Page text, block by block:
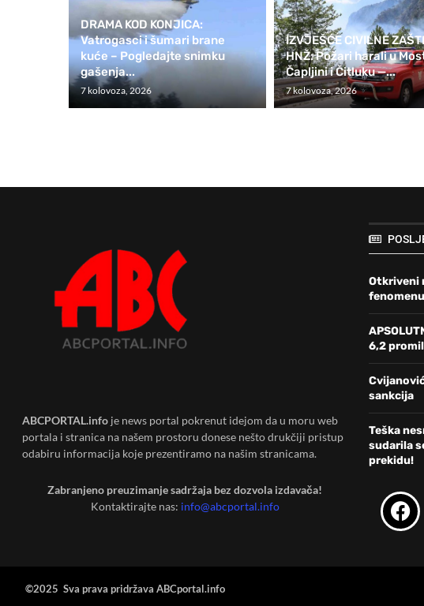
DRAMA KOD KONJICA:
Vatrogasci i šumari brane
kuće – Pogledajte snimku
gašenja...
7 kolovoza, 2026
IZVJEŠĆE CIVILNE
HNŽ: Požari harali u
Čapljini i Čitluku —...
7 kolovoza, 2026
ABCPORTAL.info je news portal pokrenut idejom da u moru web
portala i stranica na našem prostoru donese nešto drukčiji pristup
odabiru informacija koje prezentiramo na našim stranicama.
Zabranjeno preuzimanje sadržaja bez dozvola izdavača!
Kontaktirajte nas: info@abcportal.info
Otkriveni
6,2
sankcija
Teška
sudarila
prekidu!
©2025 Sva prava pridržava ABCportal.info